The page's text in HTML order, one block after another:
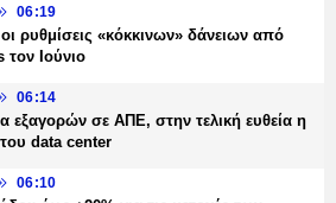
06:19
ρυθμίσεις «κόκκινων» δάνειων από
Ιούνιο
06:14
εξαγορών σε ΑΠΕ, στην τελική ευθεία η
data center
06:10